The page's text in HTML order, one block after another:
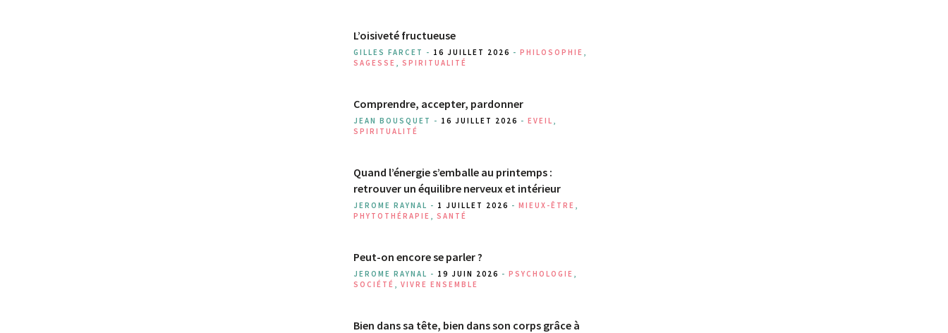
L’oisiveté fructueuse
GILLES FARCET - 16 JUILLET 2026 -PHILOSOPHIE ,
SAGESSE ,SPIRITUALITÉ
Comprendre, accepter, pardonner
JEAN BOUSQUET - 16 JUILLET 2026 -EVEIL ,
SPIRITUALITÉ
Quand l’énergie s’emballe au printemps :
retrouver un équilibre nerveux et intérieur
JEROME RAYNAL - 1 JUILLET 2026 -MIEUX-ÊTRE ,
PHYTOTHÉRAPIE ,SANTÉ
Peut-on encore se parler ?
JEROME RAYNAL - 19 JUIN 2026 -PSYCHOLOGIE ,
SOCIÉTÉ ,VIVRE ENSEMBLE
Bien dans sa tête, bien dans son corps grâce à